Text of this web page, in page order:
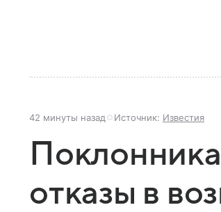
42 минуты назад Источник: Известия
отказы в